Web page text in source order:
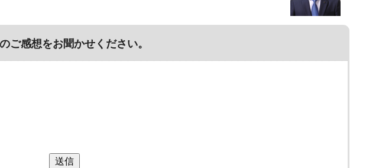
ご感想をお聞かせください。
送信